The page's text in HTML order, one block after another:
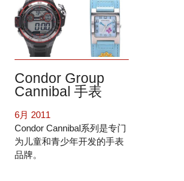
Condor Group
Cannibal 手表
6月 2011
Condor Cannibal系列是专门
为儿童和青少年开发的手表
品牌。